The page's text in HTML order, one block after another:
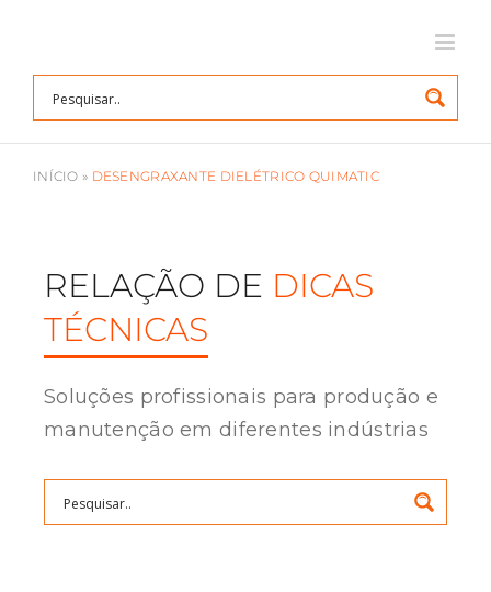
conteúdo
INÍCIO » DESENGRAXANTE DIELÉTRICO QUIMATIC
RELAÇÃO DE DICAS
TÉCNICAS
Soluções profissionais para produção e
manutenção em diferentes indústrias